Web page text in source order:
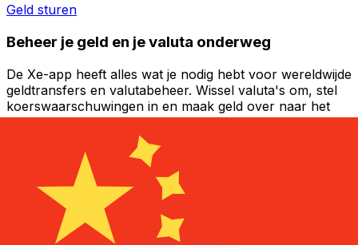
Geld sturen
Beheer je geld en je valuta onderweg
De Xe-app heeft alles wat je nodig hebt voor wereldwijde
geldtransfers en valutabeheer. Wissel valuta's om, stel
koerswaarschuwingen in en maak geld over naar het
buitenland zonder verborgen kosten. Download